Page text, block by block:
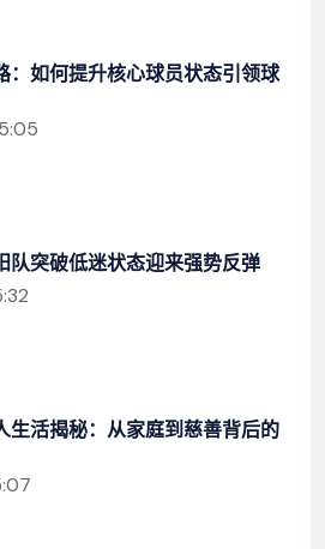
：如何提升核心球员状态引领球
队突破低迷状态迎来强势反弹
生活揭秘：从家庭到慈善背后的